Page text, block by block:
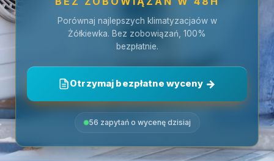
Porównaj najlepszych klimatyzacjaów w
Żółkiewka. Bez zobowiązań, 100%
bezpłatnie.
Otrzymaj bezpłatne wyceny
56 zapytań o wycenę dzisiaj